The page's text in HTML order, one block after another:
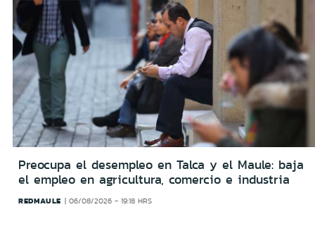
Preocupa el desempleo en Talca y el Maule: baja
el empleo en agricultura, comercio e industria
REDMAULE 06/08/2026 - 19:18 HRS